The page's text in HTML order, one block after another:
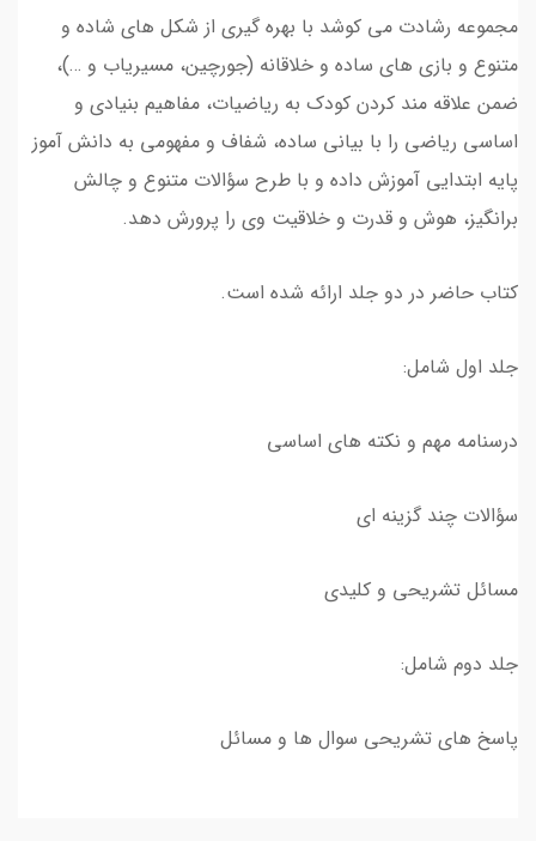
مجموعه رشادت می کوشد با بهره گیری از شکل های شاده و
متنوع و بازی های ساده و خلاقانه (جورچین، مسیریاب و …)،
ضمن علاقه مند کردن کودک به ریاضیات، مفاهیم بنیادی و
اساسی ریاضی را با بیانی ساده، شفاف و مفهومی به دانش آموز
پایه ابتدایی آموزش داده و با طرح سؤالات متنوع و چالش
برانگیز، هوش و قدرت و خلاقیت وی را پرورش دهد.
کتاب حاضر در دو جلد ارائه شده است.
جلد اول شامل:
درسنامه مهم و نکته های اساسی
سؤالات چند گزینه ای
مسائل تشریحی و کلیدی
جلد دوم شامل:
پاسخ های تشریحی سوال ها و مسائل